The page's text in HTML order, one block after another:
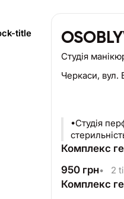
title
Студія
Черкаси, вул.
•Студія
Комплекс
950 грн• 2
Комплекс